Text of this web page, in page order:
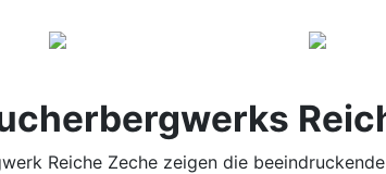
Reiche Zeche zeigen die